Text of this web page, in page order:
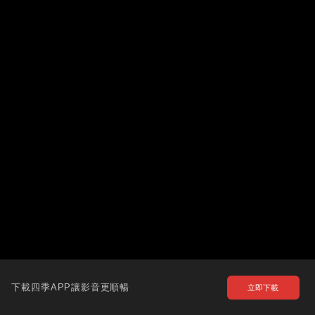
下載四季APP讓影音更順暢 立即下載